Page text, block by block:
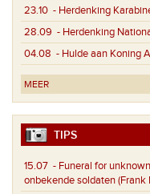
23.10 - Herdenking
28.09 - Herdenking
04.08 - Hulde aan Koning
MEER
TIPS
15.07 - Funeral for
onbekende soldaten (Frank